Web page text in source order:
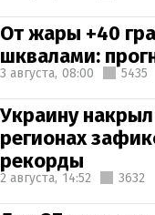
От жары +40
шквалами:
3 августа, 08:00 5435
Украину
регионах
рекорды
2 августа, 14:52 3632